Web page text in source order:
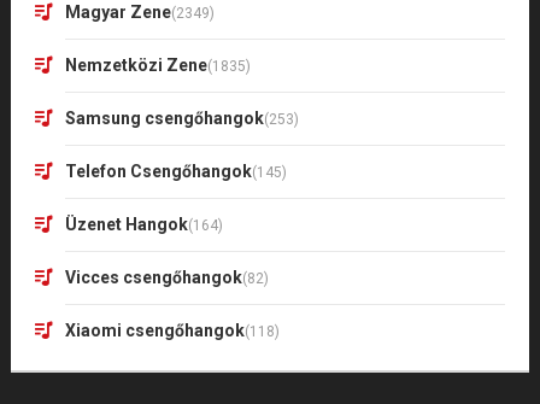
Magyar Zene(2349)
Nemzetközi Zene(1835)
Samsung csengőhangok(253)
Telefon Csengőhangok(145)
Üzenet Hangok(164)
Vicces csengőhangok(82)
Xiaomi csengőhangok(118)